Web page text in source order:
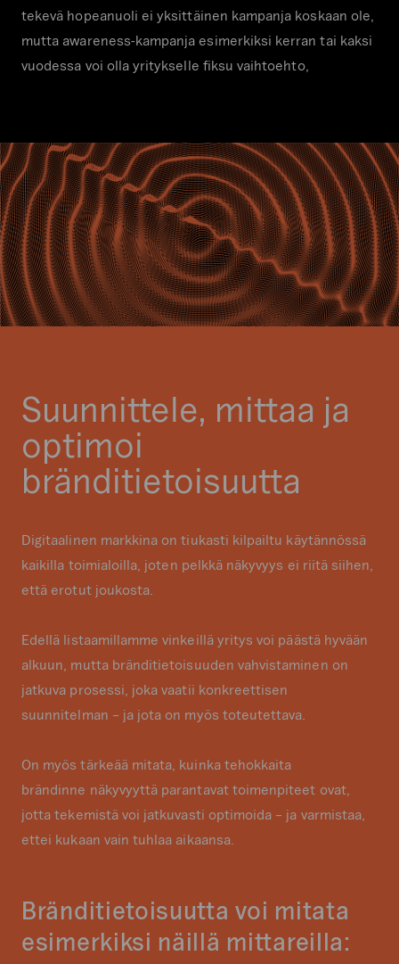
tekevä hopeanuoli ei yksittäinen kampanja koskaan ole,
mutta awareness-kampanja esimerkiksi kerran tai kaksi
vuodessa voi olla yritykselle fiksu vaihtoehto,
Suunnittele, mittaa ja
optimoi
bränditietoisuutta
Digitaalinen markkina on tiukasti kilpailtu käytännössä
kaikilla toimialoilla, joten pelkkä näkyvyys ei riitä siihen,
että erotut joukosta.
Edellä listaamillamme vinkeillä yritys voi päästä hyvään
alkuun, mutta bränditietoisuuden vahvistaminen on
jatkuva prosessi, joka vaatii konkreettisen
suunnitelman – ja jota on myös toteutettava.
On myös tärkeää mitata, kuinka tehokkaita
brändinne näkyvyyttä parantavat toimenpiteet ovat,
jotta tekemistä voi jatkuvasti optimoida – ja varmistaa,
ettei kukaan vain tuhlaa aikaansa.
Bränditietoisuutta voi mitata
esimerkiksi näillä mittareilla: